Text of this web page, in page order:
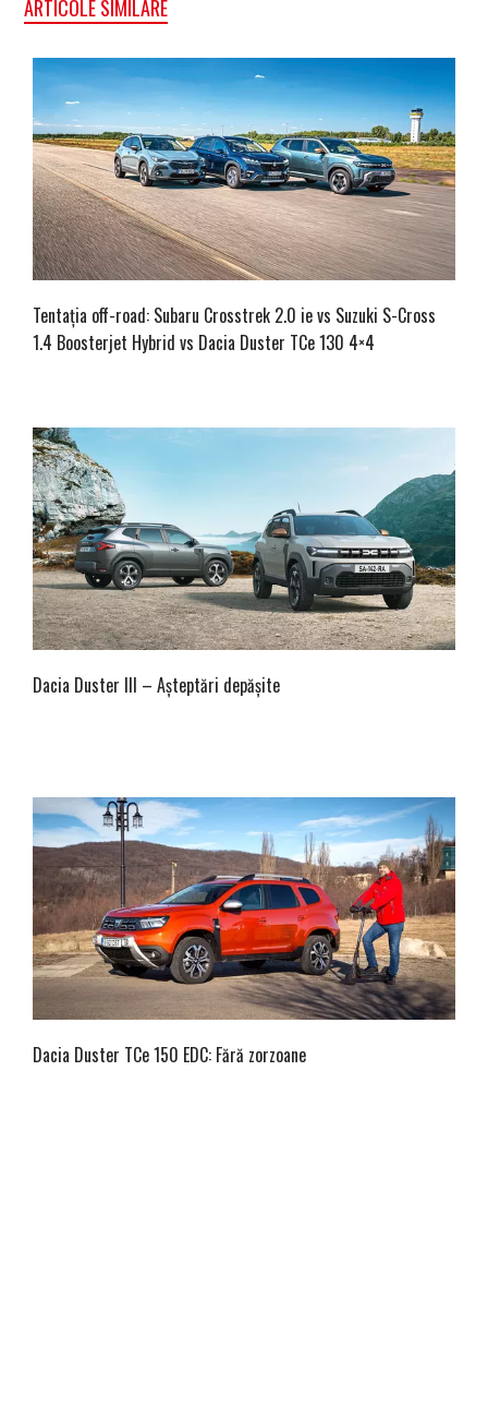
ARTICOLE SIMILARE
Tentația off-road: Subaru Crosstrek 2.0 ie vs Suzuki S-Cross
1.4 Boosterjet Hybrid vs Dacia Duster TCe 130 4×4
Dacia Duster III – Așteptări depășite
Dacia Duster TCe 150 EDC: Fără zorzoane